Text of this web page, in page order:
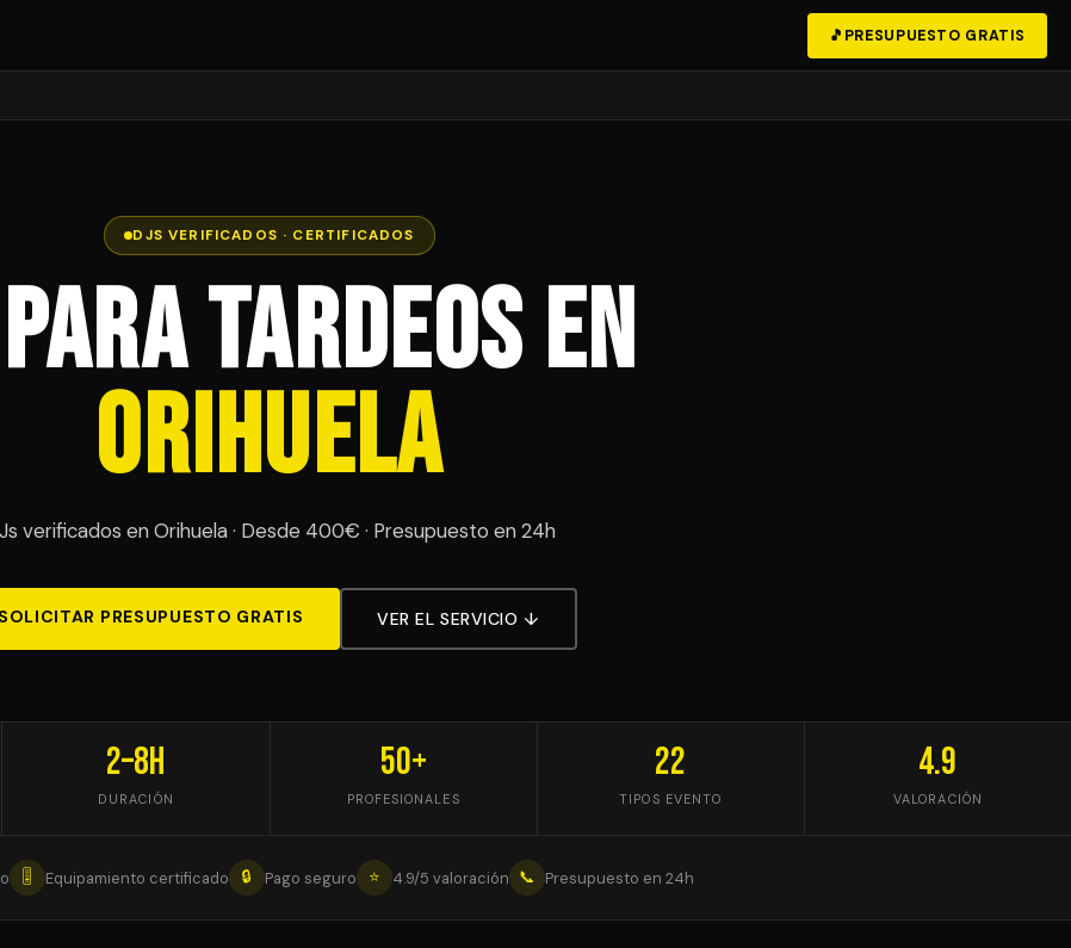
🎵 PRESUPUESTO GRATIS
DJS VERIFICADOS · CERTIFICADOS
para Tardeos en
Orihuela
verificados en Orihuela · Desde 400€ · Presupuesto en 24h
SOLICITAR PRESUPUESTO GRATIS VER EL SERVICIO ↓
2–8h
DURACIÓN
50+
PROFESIONALES
22
TIPOS EVENTO
4.9
VALORACIÓN
🎚 Equipamiento certificado 🔒 Pago seguro ⭐ 4.9/5 valoración 📞 Presupuesto en 24h